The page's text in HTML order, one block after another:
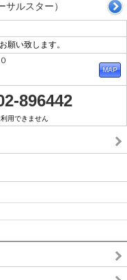
ルスター）
願い致します。
896442
用できません